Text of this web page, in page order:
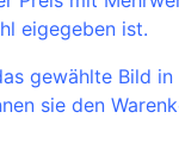
eigegeben ist.
gewählte Bild in
sie den